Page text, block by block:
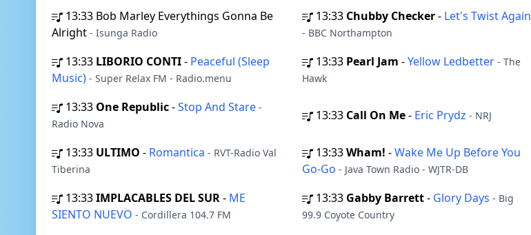
13:33 Bob Marley Everythings Gonna Be
Alright - Isunga Radio
13:33 Chubby Checker- Let's Twist Again
- BBC Northampton
13:33 LIBORIO CONTI- Peaceful (Sleep
Music) - Super Relax FM - Radio.menu
13:33 Pearl Jam -Yellow Ledbetter - The
Hawk
13:33 One Republic-Stop And Stare -
Radio Nova
13:33 Call On Me- Eric Prydz - NRJ
13:33 ULTIMO - Romantica - RVT-Radio Val
Tiberina
13:33Wham! -Wake Me Up Before You
Go-Go - Java Town Radio - WJTR-DB
13:33IMPLACABLES DEL SUR- ME
SIENTO NUEVO - Cordillera 104.7 FM
13:33 Gabby Barrett- Glory Days - Big
99.9 Coyote Country